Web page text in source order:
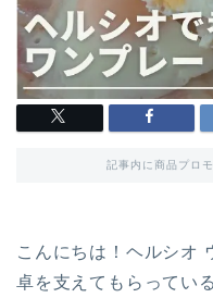
記事内に商品プロ
こんにちは！ヘルシオ
卓を支えてもらってい